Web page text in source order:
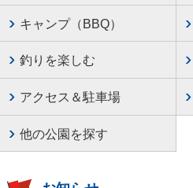
キャンプ（BBQ）
釣りを楽しむ
アクセス＆駐車場
他の公園を探す